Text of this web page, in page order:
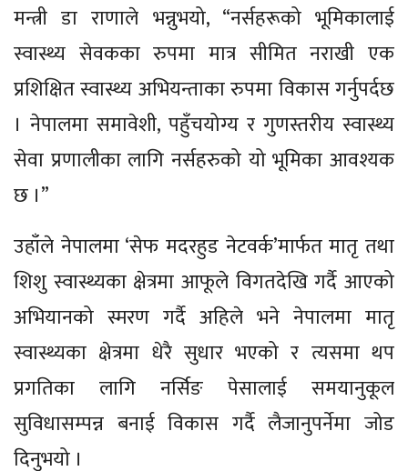
मन्त्री डा राणाले भन्नुभयो, “नर्सहरूको भूमिकालाई
स्वास्थ्य सेवकका रुपमा मात्र सीमित नराखी एक
प्रशिक्षित स्वास्थ्य अभियन्ताका रुपमा विकास गर्नुपर्दछ
। नेपालमा समावेशी, पहुँचयोग्य र गुणस्तरीय स्वास्थ्य
सेवा प्रणालीका लागि नर्सहरुको यो भूमिका आवश्यक
छ ।”
उहाँले नेपालमा ‘सेफ मदरहुड नेटवर्क’मार्फत मातृ तथा
शिशु स्वास्थ्यका क्षेत्रमा आफूले विगतदेखि गर्दै आएको
अभियानको स्मरण गर्दै अहिले भने नेपालमा मातृ
स्वास्थ्यका क्षेत्रमा धेरै सुधार भएको र त्यसमा थप
प्रगतिका लागि नर्सिङ पेसालाई समयानुकूल
सुविधासम्पन्न बनाई विकास गर्दै लैजानुपर्नेमा जोड
दिनुभयो ।